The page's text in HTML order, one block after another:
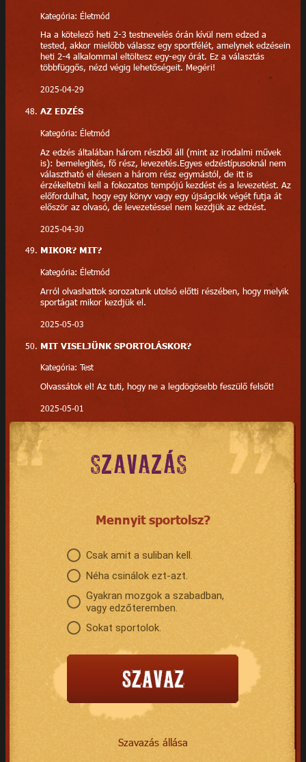
Kategória: Életmód
Ha a kötelező heti 2-3 testnevelés órán kívül nem edzed a
tested, akkor mielőbb válassz egy sportfélét, amelynek edzésein
heti 2-4 alkalommal eltöltesz egy-egy órát. Ez a választás
többfüggős, nézd végig lehetőségeit. Megéri!
2025-04-29
AZ EDZÉS
Kategória: Életmód
Az edzés általában három részből áll (mint az irodalmi művek
is): bemelegítés, fő rész, levezetés.Egyes edzéstípusoknál nem
választható el élesen a három rész egymástól, de itt is
érzékeltetni kell a fokozatos tempójú kezdést és a levezetést. Az
előfordulhat, hogy egy könyv vagy egy újságcikk végét futja át
először az olvasó, de levezetéssel nem kezdjük az edzést.
2025-04-30
MIKOR? MIT?
Kategória: Életmód
Arról olvashattok sorozatunk utolsó előtti részében, hogy melyik
sportágat mikor kezdjük el.
2025-05-03
MIT VISELJÜNK SPORTOLÁSKOR?
Kategória: Test
Olvassátok el! Az tuti, hogy ne a legdögösebb feszülő felsőt!
2025-05-01
SZAVAZÁS
Mennyit sportolsz?
Csak amit a suliban kell.
Néha csinálok ezt-azt.
Gyakran mozgok a szabadban,
vagy edzőteremben.
Sokat sportolok.
Szavazás állása